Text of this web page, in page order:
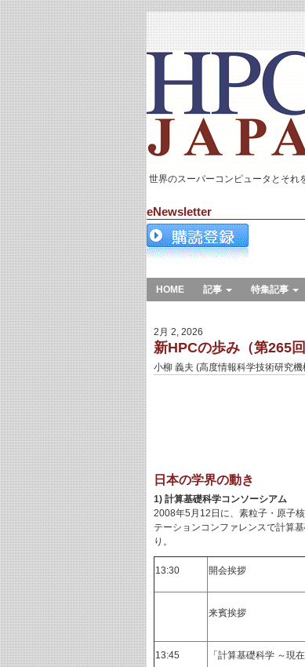
世界のスーパーコンピュータとそれ
eNewsletter
HOME 記事 特集記事
2月 2, 2026
新HPCの歩み（第265
小柳 義夫 (高度情報科学技術研究機
日本の学界の動き
1) 計算基礎科学コンソーシアム
2008年5月12日に、素粒子・原子
テーションコンファレンスで計算
り。
13:30 開会挨拶
来賓挨拶
13:45 「計算基礎科学 ～現